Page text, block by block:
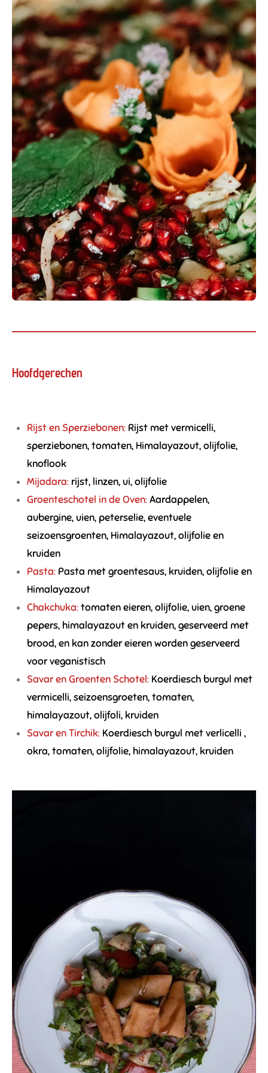
Hoofdgerechen
Rijst en Sperziebonen: Rijst met vermicelli,
sperziebonen, tomaten, Himalayazout, olijfolie,
knoflook
Mijadara: rijst, linzen, ui, olijfolie
Groenteschotel in de Oven:Aardappelen,
aubergine, uien, peterselie, eventuele
seizoensgroenten, Himalayazout, olijfolie en
kruiden
Pasta: Pasta met groentesaus, kruiden, olijfolie en
Himalayazout
Chakchuka:tomaten eieren, olijfolie, uien, groene
pepers, himalayazout en kruiden, geserveerd met
brood, en kan zonder eieren worden geserveerd
voor veganistisch
Savar en Groenten Schotel: Koerdiesch burgul met
vermicelli, seizoensgroeten, tomaten,
himalayazout, olijfoli, kruiden
Savar en Tirchik: Koerdiesch burgul met verlicelli ,
okra, tomaten, olijfolie, himalayazout, kruiden